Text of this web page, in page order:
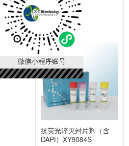
微信小程序账号
￥139.00
0人购买
抗荧光淬灭封片剂（含
DAPI）XY9084S